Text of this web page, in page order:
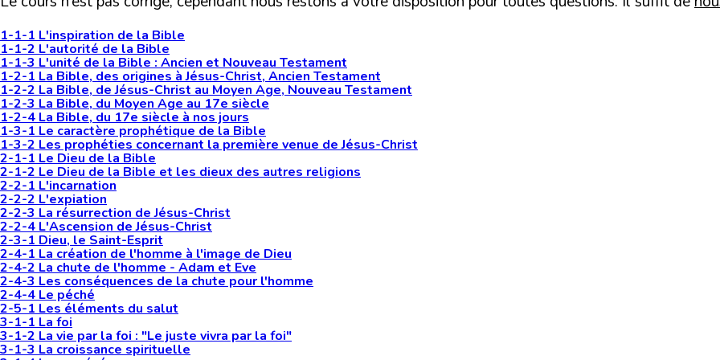
1-1-1 L'inspiration de la Bible
1-1-2 L'autorité de la Bible
1-1-3 L'unité de la Bible : Ancien et Nouveau Testament
1-2-1 La Bible, des origines à Jésus-Christ, Ancien Testament
1-2-2 La Bible, de Jésus-Christ au Moyen Age, Nouveau Testament
1-2-3 La Bible, du Moyen Age au 17e siècle
1-2-4 La Bible, du 17e siècle à nos jours
1-3-1 Le caractère prophétique de la Bible
1-3-2 Les prophéties concernant la première venue de Jésus-Christ
2-1-1 Le Dieu de la Bible
2-1-2 Le Dieu de la Bible et les dieux des autres religions
2-2-1 L'incarnation
2-2-2 L'expiation
2-2-3 La résurrection de Jésus-Christ
2-2-4 L'Ascension de Jésus-Christ
2-3-1 Dieu, le Saint-Esprit
2-4-1 La création de l'homme à l'image de Dieu
2-4-2 La chute de l'homme - Adam et Eve
2-4-3 Les conséquences de la chute pour l'homme
2-4-4 Le péché
2-5-1 Les éléments du salut
3-1-1 La foi
3-1-2 La vie par la foi : "Le juste vivra par la foi"
3-1-3 La croissance spirituelle